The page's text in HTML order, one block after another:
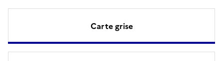
Carte grise